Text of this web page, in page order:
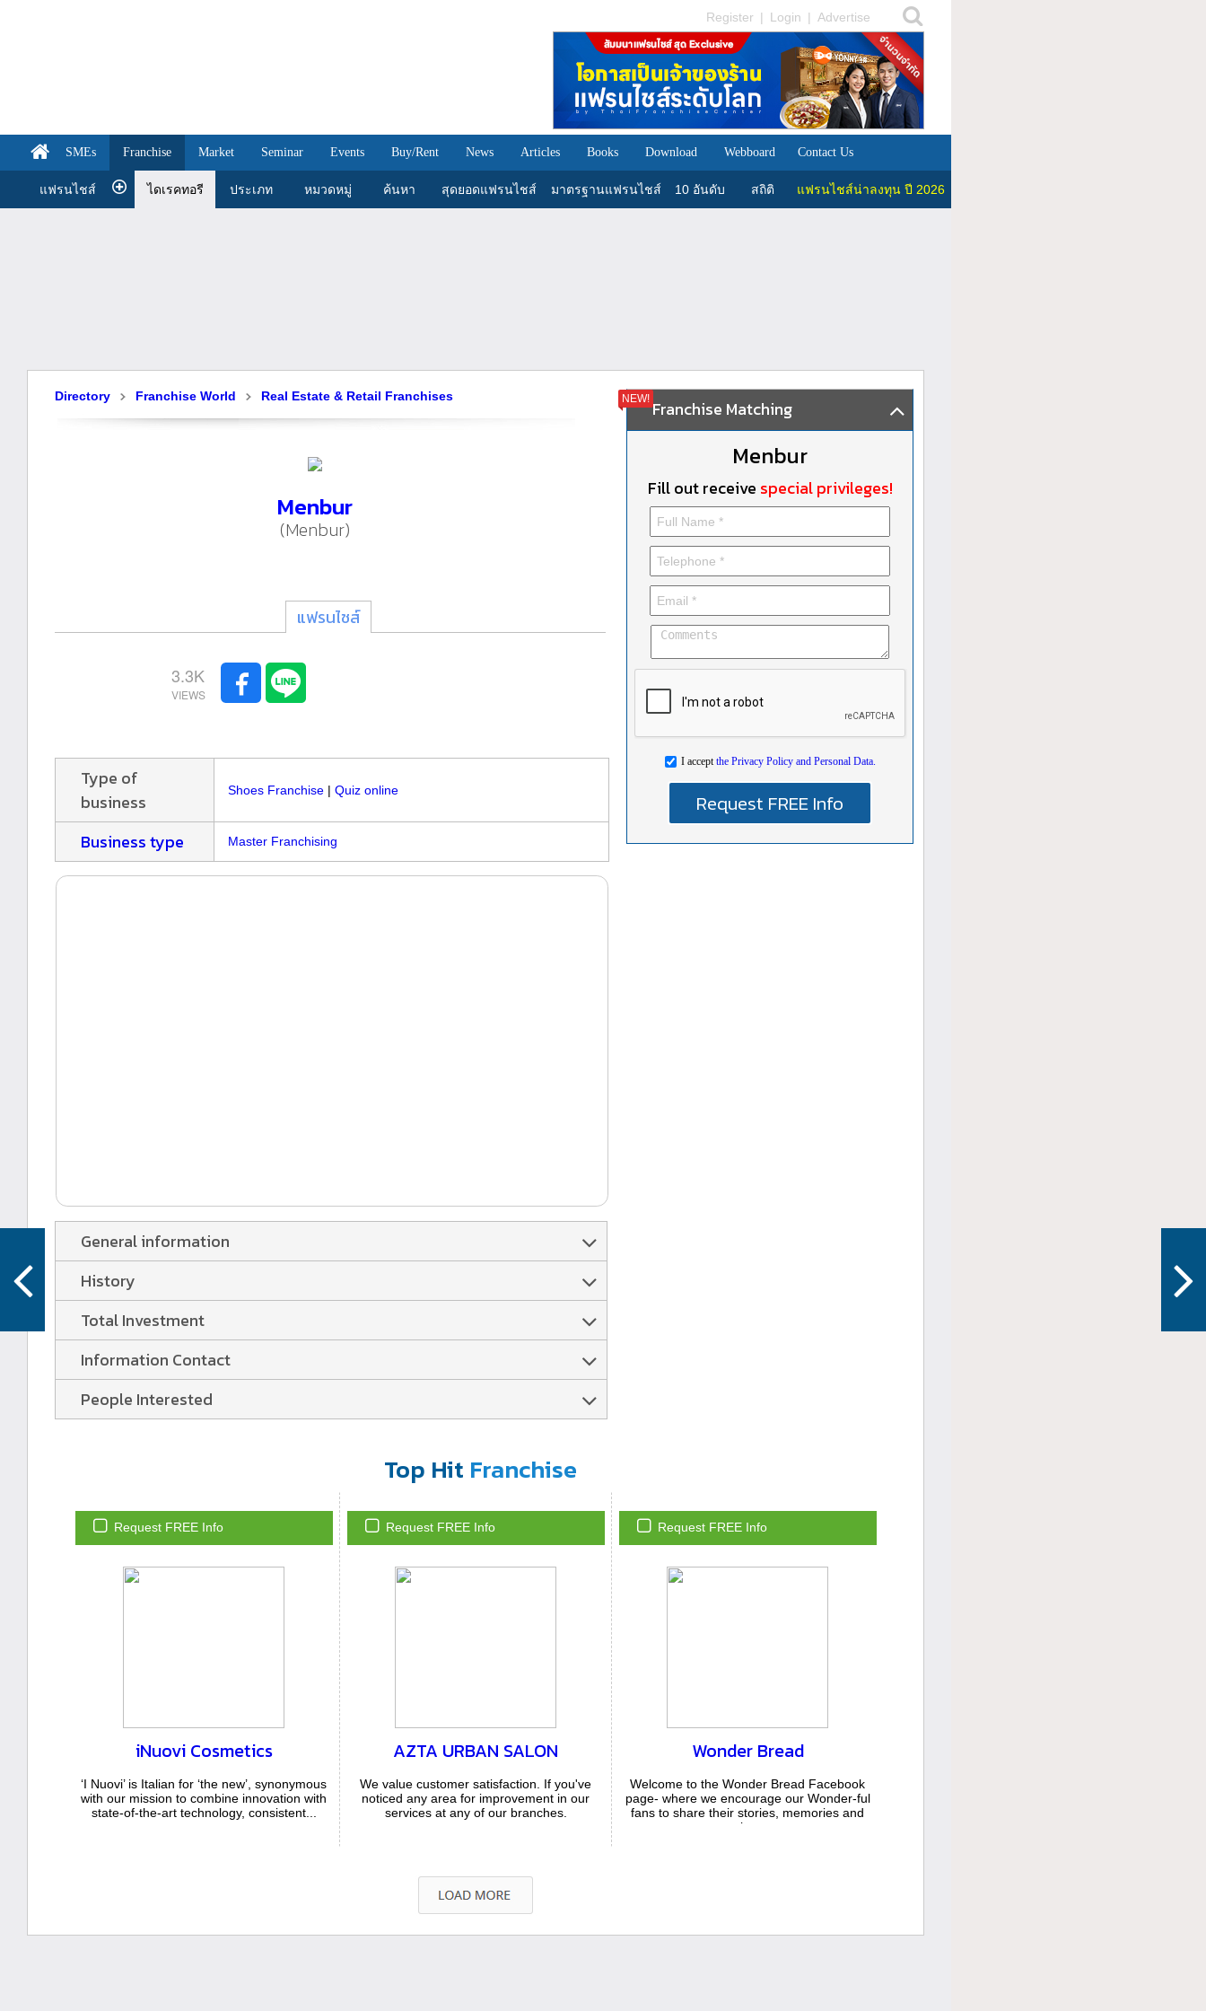
Register | Login | Advertise
SMEs Franchise Market Seminar Events Buy/Rent News Articles Books Download Webboard Contact Us
แฟรนไชส์ ไดเรคทอรี ประเภท หมวดหมู่ ค้นหา สุดยอดแฟรนไชส์ มาตรฐานแฟรนไชส์ 10 อันดับ สถิติ แฟรนไชส์น่าลงทุน ปี 2026
Directory Franchise World Real Estate & Retail Franchises
Menbur
(Menbur)
แฟรนไชส์
3.3K
Type of
business
Shoes Franchise | Quiz online
Business type Master Franchising
General information
History
Total Investment
Information Contact
People Interested
NEW! Franchise Matching
Menbur
Fill out receive special privileges!
I acceptthe Privacy Policy and Personal Data.
Top Hit Franchise
Request FREE Info
iNuovi Cosmetics
‘I Nuovi’ is Italian for ‘the new’, synonymous
with our mission to combine innovation with
state-of-the-art technology, consistent...
Request FREE Info
AZTA URBAN SALON
We value customer satisfaction. If you've
noticed any area for improvement in our
services at any of our branches.
Request FREE Info
Wonder Bread
Welcome to the Wonder Bread Facebook
page- where we encourage our Wonder-ful
fans to share their stories, memories and
experiences...